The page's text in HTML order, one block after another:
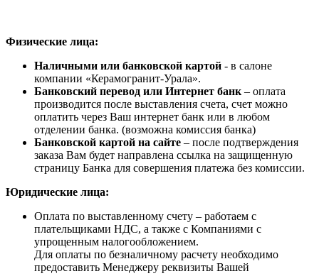
Физические лица:
Наличными или банковской картой - в салоне
компании «Керамогранит-Урала».
Банковский перевод или Интернет банк – оплата
производится после выставления счета, счет можно
оплатить через Ваш интернет банк или в любом
отделении банка. (возможна комиссия банка)
Банковской картой на сайте – после подтверждения
заказа Вам будет направлена ссылка на защищенную
страницу Банка для совершения платежа без комиссии.
Юридические лица:
Оплата по выставленному счету – работаем с
плательщиками НДС, а также с Компаниями с
упрощенным налогообложением.
Для оплаты по безналичному расчету необходимо
предоставить Менеджеру реквизиты Вашей